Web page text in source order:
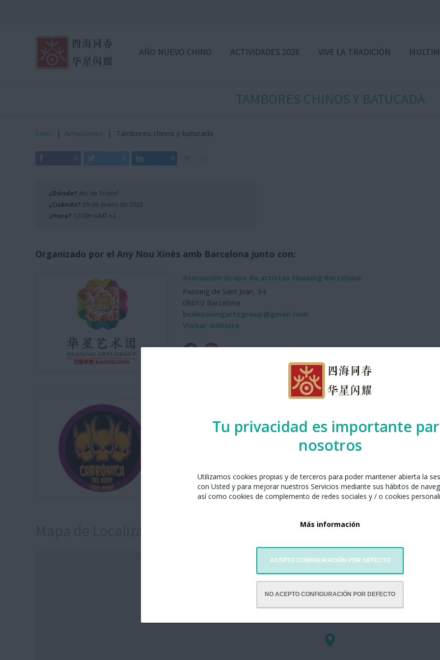
Tu privacidad es importante
nosotros
Utilizamos cookies propias y de terceros para poder mantener abierta la
con Usted y para mejorar nuestros Servicios mediante sus hábitos de
así como cookies de complemento de redes sociales y / o cookies
Más información
ACEPTO CONFIGURACIÓN POR DEFECTO
NO ACEPTO CONFIGURACIÓN POR DEFECTO
AÑO NUEVO CHINO ACTIVIDADES 2026 VIVE LA TRADICIÓN
TAMBORES CHINOS Y BATUCADA
Inicio | Actividades | Tambores chinos y batucada
0
· ¿Dónde? Arc de Triomf
· ¿Cuándo? 29 de enero de 2022
· ¿Hora? 17:00h GMT +2
Organizado por el Any Nou Xinès amb Barcelona junto con:
Asociación Grupo de artistas Huaxing Barcelona
Passeig de Sant Joan, 34
08010 Barcelona
bcnhuaxingartsgroup@gmail.com
Visitar website
Visitar website